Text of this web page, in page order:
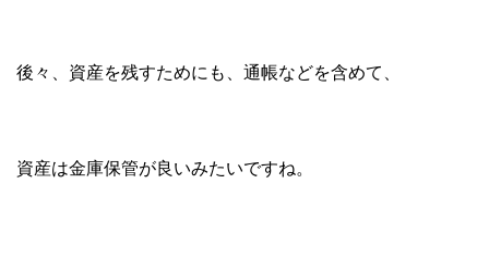
後々、資産を残すためにも、通帳などを含めて、
資産は金庫保管が良いみたいですね。